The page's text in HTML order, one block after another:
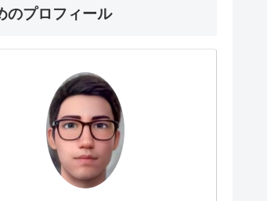
のプロフィール